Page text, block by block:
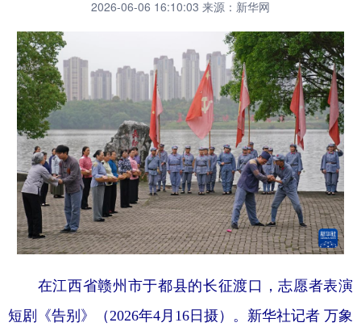
财经 网评
台湾 全球连线 教育
科技 科创 量子 体育
文化 健康 军事
访谈 视频 图片 政务
法律 中央文件 金融 汽车
食品 人居 信息化 数字经济
学术中国 乡村振兴 银龄 溯源中国
城市 旅游 能源 会展
彩票 娱乐 时尚 悦读
2026-06-06 16:10:03 来源：新华网
在江西省赣州市于都县的长征渡口，志愿者表演
短剧《告别》（2026年4月16日摄）。新华社记者 万象